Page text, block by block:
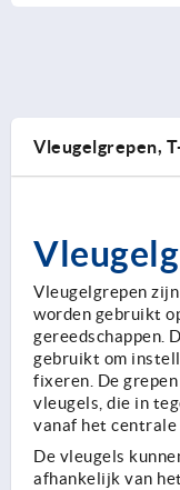
Vleugelgrepen, T-
Vleugelgrepen
worden gebruikt
gereedschappen.
gebruikt om
fixeren. De
vleugels, die in
vanaf het
De vleugels
afhankelijk van